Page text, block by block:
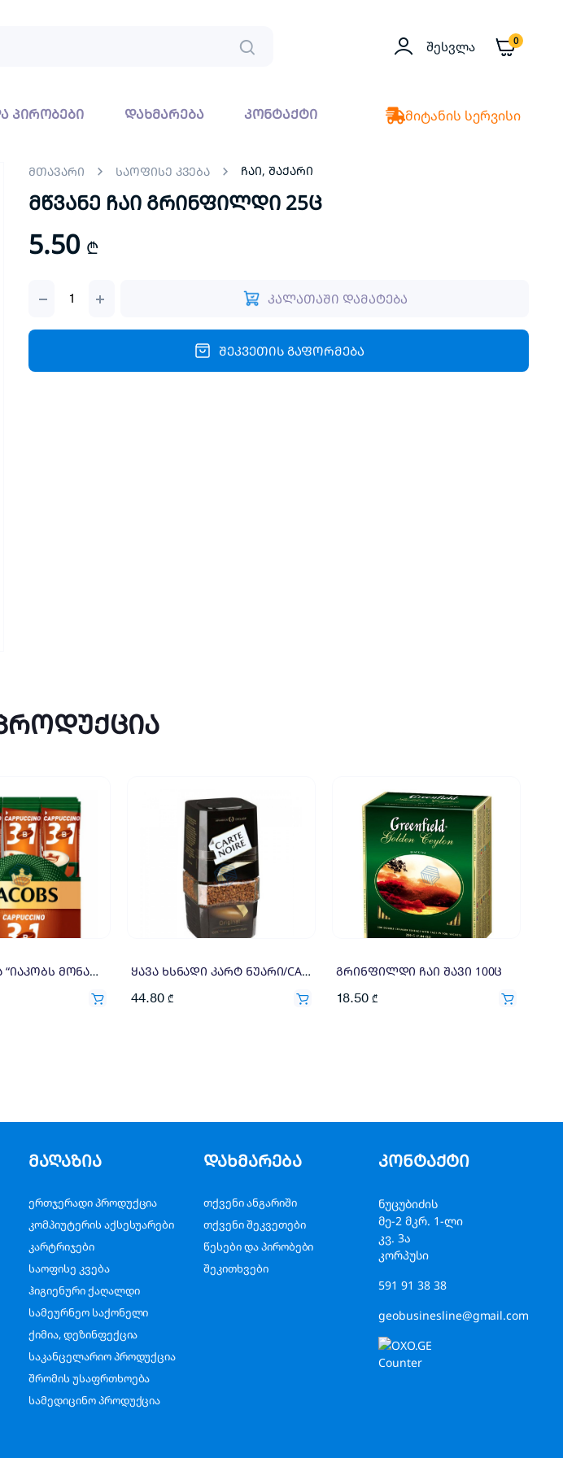
Შესვლა 0
პირობები დახმარება კონტაქტი მიტანის სერვისი
მთავარი საოფისე კვება ჩაი, შაქარი
მწვანე ჩაი გრინფილდი 25ც
5.50 ₾
25ც
კალათაში დამატება
შეკვეთის გაფორმება
ხსნადი ყავა “იაკობს მონარქი / Jacobs Monarch” Cappuccino 24 ც. ყავა ხსნადი კარტ ნუარი/CARTE NOIRE 180გრ
44.80 ₾
გრინფილდი ჩაი შავი 100ც
18.50 ₾
მაღაზია
ერთჯერადი პროდუქცია
კომპიუტერის აქსესუარები
კარტრიჯები
საოფისე კვება
ჰიგიენური ქაღალდი
სამეურნეო საქონელი
ქიმია, დეზინფექცია
საკანცელარიო პროდუქცია
შრომის უსაფრთხოება
სამედიცინო პროდუქცია
დახმარება
თქვენი ანგარიში
თქვენი შეკვეთები
წესები და პირობები
შეკითხვები
კონტაქტი
ნუცუბიძის
მე-2 მკრ. 1-ლი
კვ. 3ა
კორპუსი
591 91 38 38
geobusinesline@gmail.com